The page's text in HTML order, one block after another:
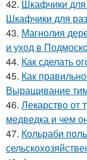
42. Шкафчики для
Шкафчики для
43. Магнолия
и уход в
44. Как сделать
45. Как
Выращивание
46. Лекарство от
медведка и чем
47. Кольраби